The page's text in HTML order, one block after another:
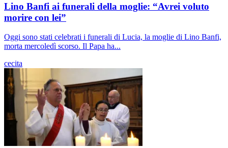
Lino Banfi ai funerali della moglie: “Avrei voluto
morire con lei”
Oggi sono stati celebrati i funerali di Lucia, la moglie di Lino Banfi,
morta mercoledì scorso. Il Papa ha...
cecita